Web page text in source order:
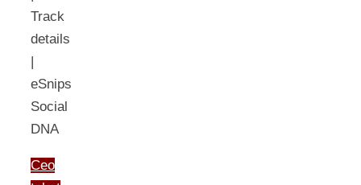
Track
details
eSnips
Social
DNA
Ceo